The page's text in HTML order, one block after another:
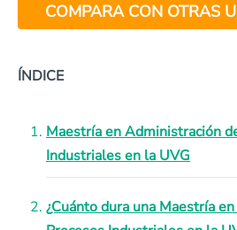
COMPARA CON OTRAS
ÍNDICE
Maestría en Administración
Industriales en la UVG
¿Cuánto dura una Maestría